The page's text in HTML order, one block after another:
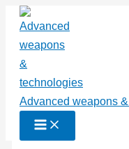
Перейти
содержимому
Advanced weapons